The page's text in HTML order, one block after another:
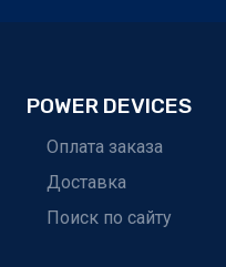
POWER DEVICES
Оплата заказа
Доставка
Поиск по сайту